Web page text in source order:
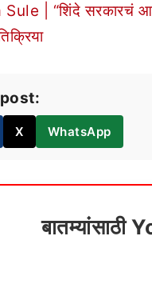
| “शिंदे सरकारचं
X WhatsApp